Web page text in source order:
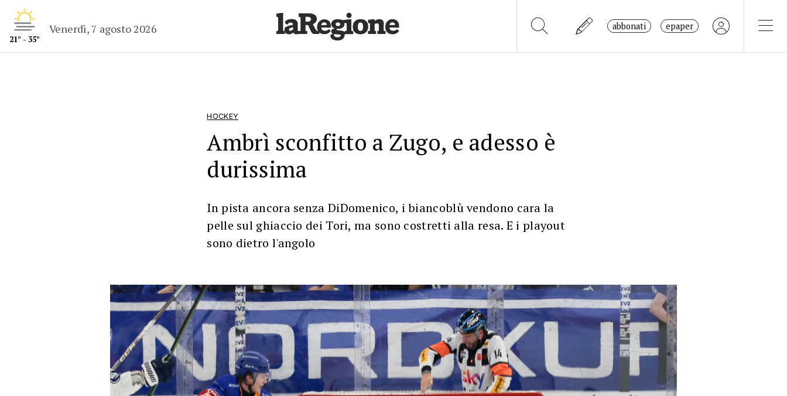
21° - 35°
Venerdì, 7 agosto 2026 abbonati epaper
HOCKEY
Ambrì sconfitto a Zugo, e adesso è
durissima
In pista ancora senza DiDomenico, i biancoblù vendono cara la
pelle sul ghiaccio dei Tori, ma sono costretti alla resa. E i playout
sono dietro l'angolo